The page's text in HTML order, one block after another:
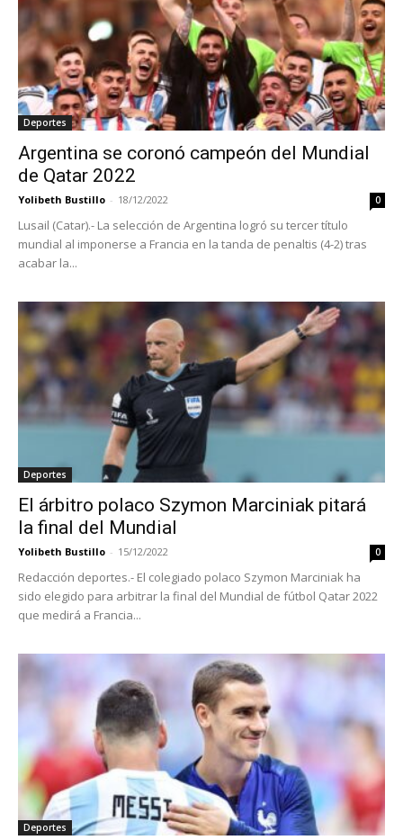
Deportes
Argentina se coronó campeón del Mundial
de Qatar 2022
Yolibeth Bustillo - 18/12/2022 0
Lusail (Catar).- La selección de Argentina logró su tercer título
mundial al imponerse a Francia en la tanda de penaltis (4-2) tras
acabar la...
Deportes
El árbitro polaco Szymon Marciniak pitará
la final del Mundial
Yolibeth Bustillo - 15/12/2022 0
Redacción deportes.- El colegiado polaco Szymon Marciniak ha
sido elegido para arbitrar la final del Mundial de fútbol Qatar 2022
que medirá a Francia...
Deportes